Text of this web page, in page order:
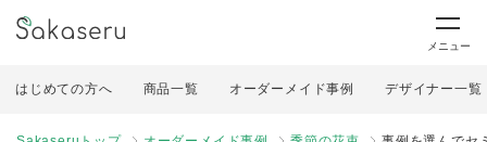
メニュー
はじめての方へ 商品一覧 オーダーメイド事例 デザイナー一覧